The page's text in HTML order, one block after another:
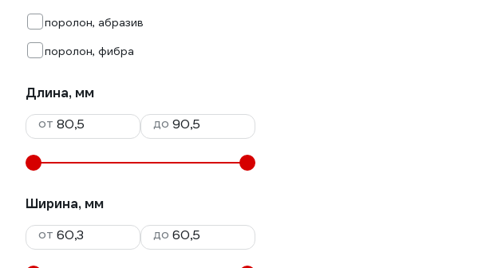
поролон, абразив
поролон, фибра
Длина, мм
от
до
Ширина, мм
от
до